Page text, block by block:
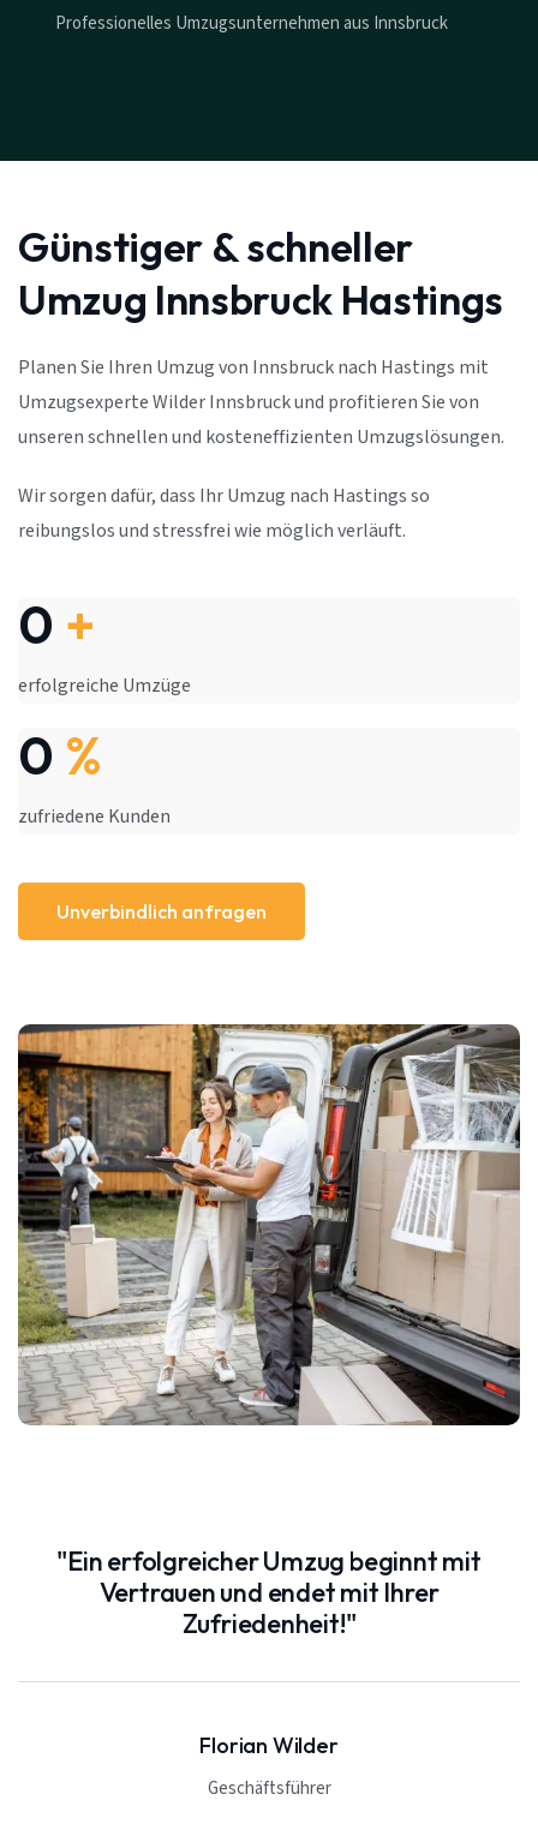
Professionelles Umzugsunternehmen aus Innsbruck
"Ein erfolgreicher Umzug beginnt mit
Vertrauen und endet mit Ihrer
Zufriedenheit!"
Florian Wilder
Geschäftsführer
Günstiger & schneller
Umzug Innsbruck Hastings
Planen Sie Ihren Umzug von Innsbruck nach Hastings mit
Umzugsexperte Wilder Innsbruck und profitieren Sie von
unseren schnellen und kosteneffizienten Umzugslösungen.
Wir sorgen dafür, dass Ihr Umzug nach Hastings so
reibungslos und stressfrei wie möglich verläuft.
0 +
erfolgreiche Umzüge
0 %
zufriedene Kunden
Unverbindlich anfragen